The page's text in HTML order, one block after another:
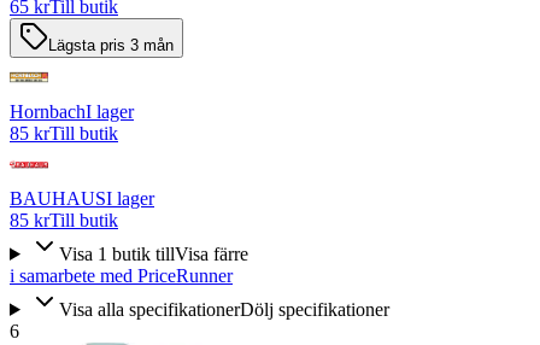
65 krTill butik
Lägsta pris 3 mån
HornbachI lager
85 krTill butik
BAUHAUSI lager
85 krTill butik
Visa 1 butik tillVisa färre
i samarbete med PriceRunner
Visa alla specifikationerDölj specifikationer
6